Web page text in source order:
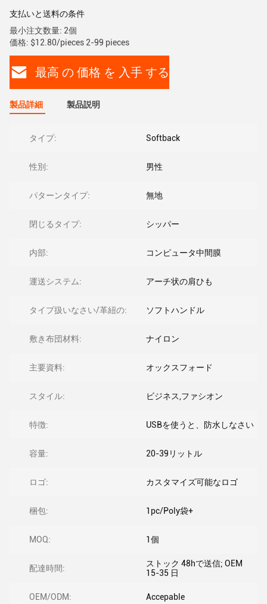
支払いと送料の条件
最小注文数量: 2個
価格: $12.80/pieces 2-99 pieces
最高 の 価格 を 入手 する
製品詳細 製品説明
タイプ: Softback
性別: 男性
パターンタイプ: 無地
閉じるタイプ: シッパー
内部: コンピュータ中間膜
運送システム: アーチ状の肩ひも
タイプ扱いなさい/革紐の: ソフトハンドル
敷き布団材料: ナイロン
主要資料: オックスフォード
スタイル: ビジネス,ファシオン
特徴: USBを使うと、防水しなさい
容量: 20-39リットル
ロゴ: カスタマイズ可能なロゴ
梱包: 1pc/Poly袋+
MOQ: 1個
配達時間:
ストック 48hで送信; OEM
15-35 日
OEM/ODM: Accepable